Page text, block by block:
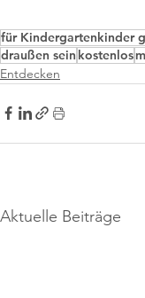
für Kindergartenkinder
draußen sein kostenlos
Entdecken
Aktuelle Beiträge